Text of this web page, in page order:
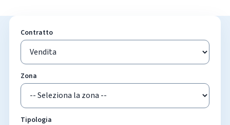
Contratto
Zona
Tipologia